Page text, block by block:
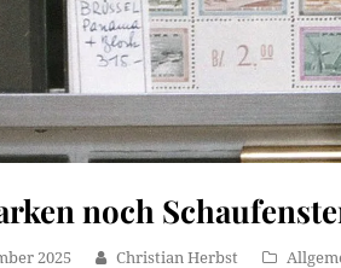
noch
2025 Christian Herbst